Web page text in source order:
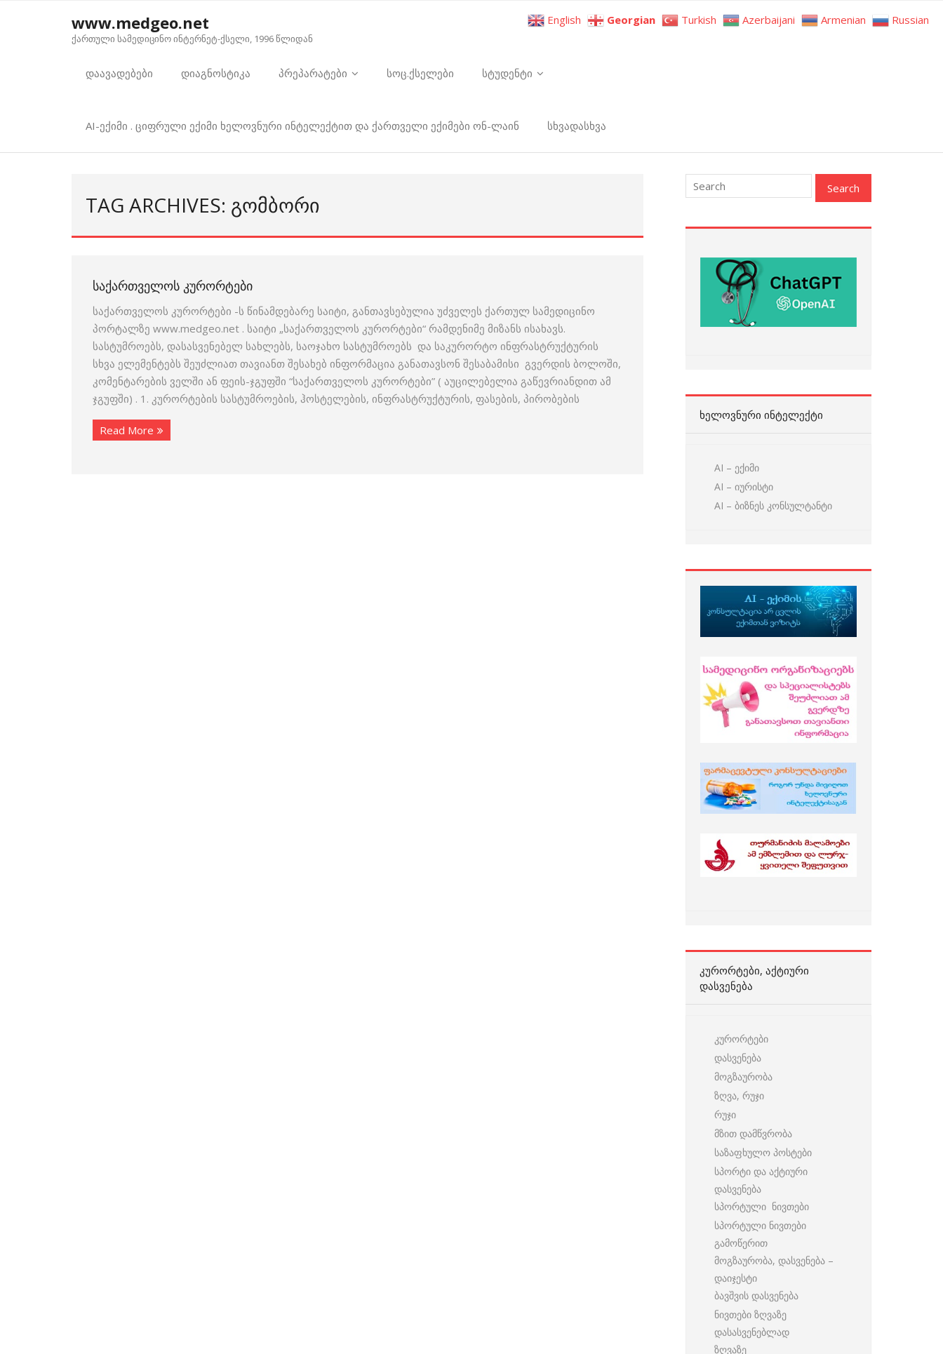
www.medgeo.net
ქართული სამედიცინო ინტერნეტ-ქსელი, 1996 წლიდან
დაავადებები დიაგნოსტიკა პრეპარატები სოც.ქსელები სტუდენტი
AI-ექიმი . ციფრული ექიმი ხელოვნური ინტელექტით და ქართველი ექიმები ონ-ლაინ სხვადასხვა
TAG ARCHIVES: ᲒᲝᲛᲑᲝᲠᲘ
ᲡᲐᲥᲐᲠᲗᲕᲔᲚᲝᲡ ᲙᲣᲠᲝᲠᲢᲔᲑᲘ
საქართველოს კურორტები -ს წინამდებარე საიტი, განთავსებულია უძველეს ქართულ სამედიცინო
პორტალზე www.medgeo.net . საიტი „საქართველოს კურორტები“ რამდენიმე მიზანს ისახავს.
სასტუმროებს, დასასვენებელ სახლებს, საოჯახო სასტუმროებს და საკურორტო ინფრასტრუქტურის
სხვა ელემენტებს შეუძლიათ თავიანთ შესახებ ინფორმაცია განათავსონ შესაბამისი გვერდის ბოლოში,
კომენტარების ველში ან ფეის-ჯგუფში “საქართველოს კურორტები” ( აუცილებელია გაწევრიანდით ამ
ჯგუფში) . 1. კურორტების სასტუმროების, ჰოსტელების, ინფრასტრუქტურის, ფასების, პირობების
Read More
ᲮᲔᲚᲝᲕᲜᲣᲠᲘ ᲘᲜᲢᲔᲚᲔᲥᲢᲘ
AI – ექიმი
AI – იურისტი
AI – ბიზნეს კონსულტანტი
ᲙᲣᲠᲝᲠᲢᲔᲑᲘ, ᲐᲥᲢᲘᲣᲠᲘ
ᲓᲐᲡᲕᲔᲜᲔᲑᲐ
კურორტები
დასვენება
მოგზაურობა
ზღვა, რუჯი
რუჯი
მზით დამწვრობა
საზაფხულო პოსტები
სპორტი და აქტიური
დასვენება
სპორტული ნივთები
სპორტული ნივთები
გამოწერით
მოგზაურობა, დასვენება –
დაიჯესტი
ბავშვის დასვენება
ნივთები ზღვაზე
დასასვენებლად
ზღვაზე
English Georgian Turkish Azerbaijani Armenian Russian